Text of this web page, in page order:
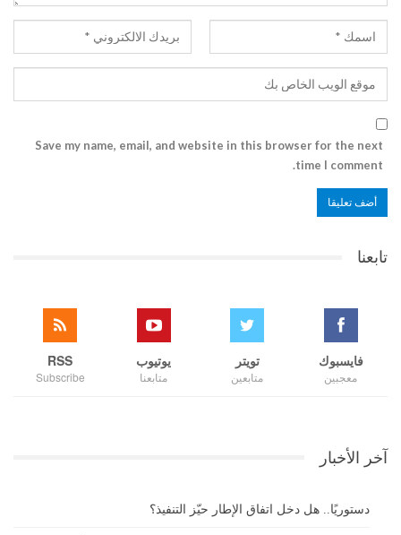
Save my name, email, and website in this browser for the next
time I comment.
تابعنا
فايسبوك
معجبين
تويتر
متابعين
يوتيوب
متابعنا
RSS
Subscribe
آخر الأخبار
دستوريًا.. هل دخل اتفاق الإطار حيّز التنفيذ؟